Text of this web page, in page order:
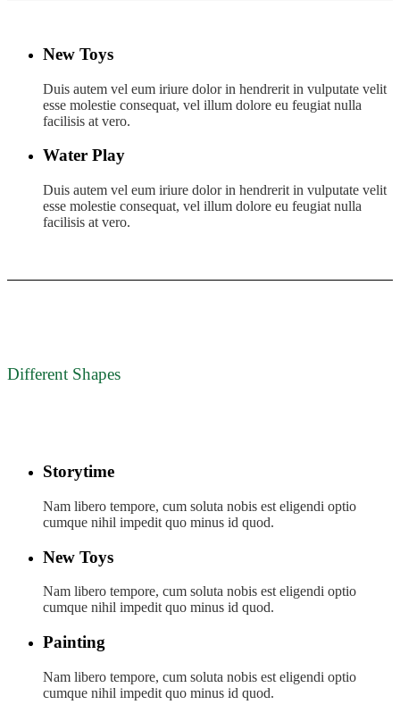
New Toys
Duis autem vel eum iriure dolor in hendrerit in vulputate velit
esse molestie consequat, vel illum dolore eu feugiat nulla
facilisis at vero.
Water Play
Duis autem vel eum iriure dolor in hendrerit in vulputate velit
esse molestie consequat, vel illum dolore eu feugiat nulla
facilisis at vero.
Different Shapes
Storytime
Nam libero tempore, cum soluta nobis est eligendi optio
cumque nihil impedit quo minus id quod.
New Toys
Nam libero tempore, cum soluta nobis est eligendi optio
cumque nihil impedit quo minus id quod.
Painting
Nam libero tempore, cum soluta nobis est eligendi optio
cumque nihil impedit quo minus id quod.